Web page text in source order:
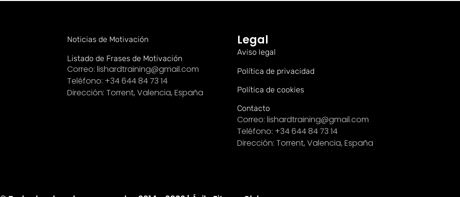
Noticias de Motivación
Listado de Frases de Motivación
Correo: lishardtraining@gmail.com
Teléfono: +34 644 84 73 14
Dirección: Torrent, Valencia, España
Legal
Aviso legal
Política de privacidad
Política de cookies
Contacto
Correo: lishardtraining@gmail.com
Teléfono: +34 644 84 73 14
Dirección: Torrent, Valencia, España